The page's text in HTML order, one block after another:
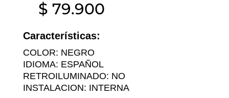
$ 79.900
Características:
COLOR: NEGRO
IDIOMA: ESPAÑOL
RETROILUMINADO: NO
INSTALACION: INTERNA